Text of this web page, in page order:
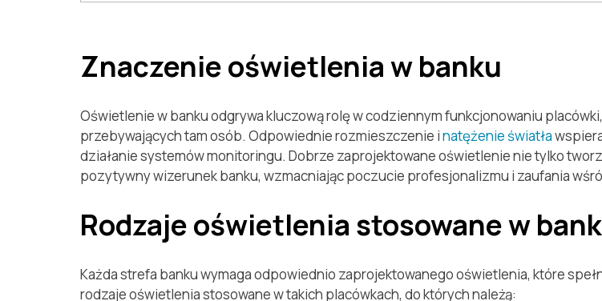
Znaczenie oświetlenia w banku
Oświetlenie w banku odgrywa kluczową rolę w codziennym funkcjonowaniu
przebywających tam osób. Odpowiednie rozmieszczenie inatężenie światła
działanie systemów monitoringu. Dobrze zaprojektowane oświetlenie nie tylko
pozytywny wizerunek banku, wzmacniając poczucie profesjonalizmu i zaufania
Rodzaje oświetlenia stosowane w
Każda strefa banku wymaga odpowiednio zaprojektowanego oświetlenia, które
rodzaje oświetlenia stosowane w takich placówkach, do których należą: